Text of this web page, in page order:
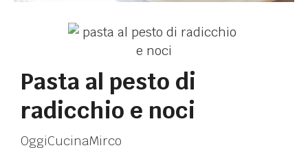
Pasta al pesto di
radicchio e noci
OggiCucinaMirco